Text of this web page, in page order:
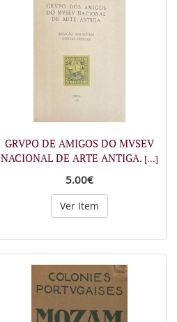
GRVPO DE AMIGOS DO MVSEV
NACIONAL DE ARTE ANTIGA. [...]
5.00€
Ver Item